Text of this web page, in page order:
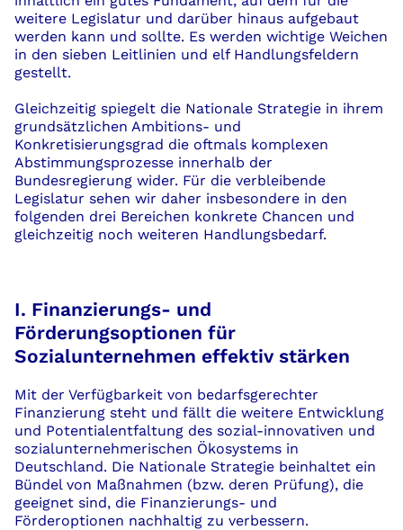
weitere Legislatur und darüber hinaus aufgebaut
werden kann und sollte. Es werden wichtige Weichen
in den sieben Leitlinien und elf Handlungsfeldern
gestellt.
Gleichzeitig spiegelt die Nationale Strategie in ihrem
grundsätzlichen Ambitions- und
Konkretisierungsgrad die oftmals komplexen
Abstimmungsprozesse innerhalb der
Bundesregierung wider. Für die verbleibende
Legislatur sehen wir daher insbesondere in den
folgenden drei Bereichen konkrete Chancen und
gleichzeitig noch weiteren Handlungsbedarf.
I. Finanzierungs- und
Förderungsoptionen für
Sozialunternehmen effektiv stärken
Mit der Verfügbarkeit von bedarfsgerechter
Finanzierung steht und fällt die weitere Entwicklung
und Potentialentfaltung des sozial-innovativen und
sozialunternehmerischen Ökosystems in
Deutschland. Die Nationale Strategie beinhaltet ein
Bündel von Maßnahmen (bzw. deren Prüfung), die
geeignet sind, die Finanzierungs- und
Förderoptionen nachhaltig zu verbessern.